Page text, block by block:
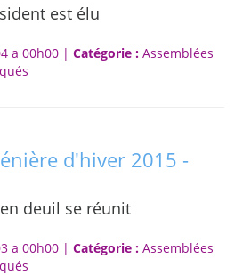
est élu
a 00h00 | Catégorie : Assemblées
d'hiver 2015 -
deuil se réunit
a 00h00 | Catégorie : Assemblées